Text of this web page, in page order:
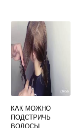
КАК МОЖНО
ПОДСТРИЧЬ
ВОЛОСЫ